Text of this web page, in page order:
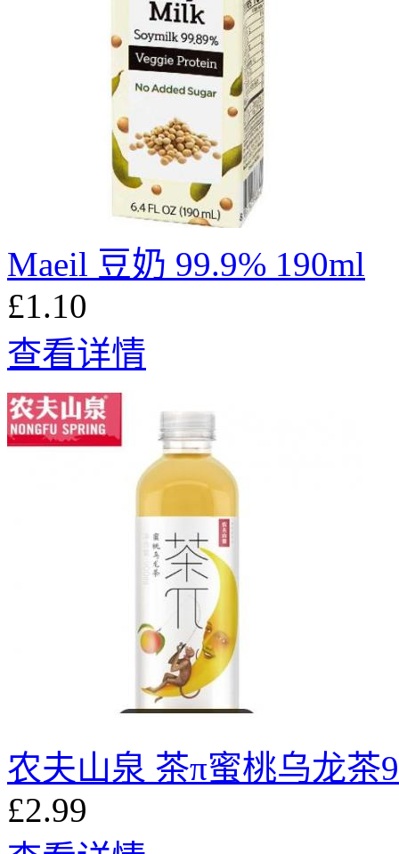
Maeil 豆奶 99.9% 190ml
£1.10
查看详情
农夫⼭泉 茶π蜜桃乌⻰茶
£2.99